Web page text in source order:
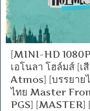
Blu-
ray.H.264
[Modified]
ไทย-
พากย์
อังกฤษ-
บรรยาย
อังกฤษ]
[MKV]
[MINI-HD
เอโนลา โฮล์มส์ [เ
Atmos] [บรรยาย
ไทย Master
PGS] [MASTER]